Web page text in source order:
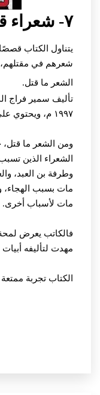
٧- شعراء قتلهم شعرهم:
شعرهم في مقتلهم،
الشعر ما قتل.
تأليف سمير فراج
١٩٩٧ م، ويحتوي على
الشعراء الذين
وطرفة بن العبد،
مات بسبب
مات لأسباب أخرى.
فالكاتب يعرض لمحة
مهدت لتأليفه
الكتاب تجربة